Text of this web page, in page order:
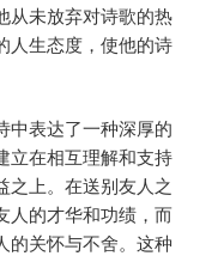
从未放弃对诗歌的热
人生态度，使他的诗
中表达了一种深厚的
立在相互理解和支持
之上。在送别友人之
人的才华和功绩，而
的关怀与不舍。这种